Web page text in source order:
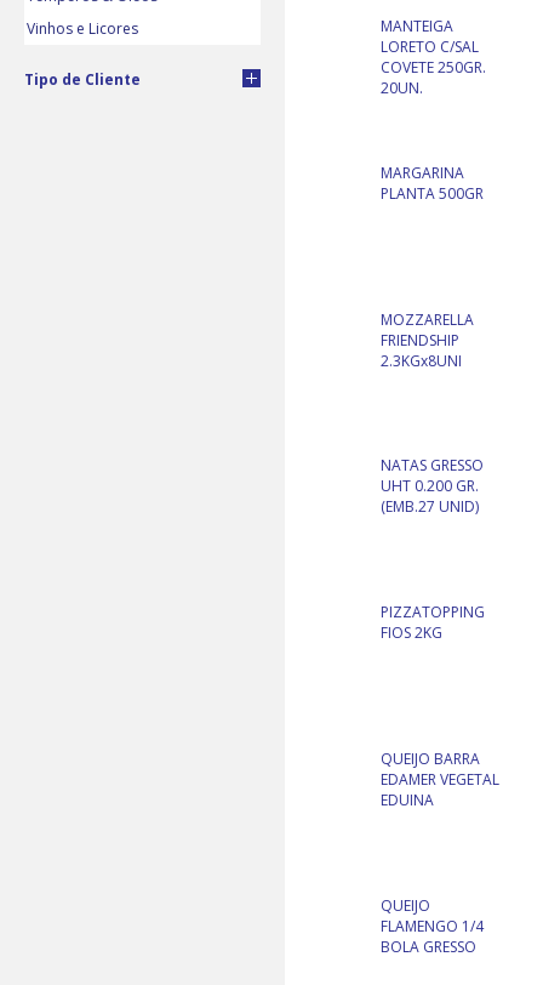
Vinhos e Licores
Tipo de Cliente
MANTEIGA
LORETO C/SAL
COVETE 250GR.
20UN.
MARGARINA
PLANTA 500GR
MOZZARELLA
FRIENDSHIP
2.3KGx8UNI
NATAS GRESSO
UHT 0.200 GR.
(EMB.27 UNID)
PIZZATOPPING
FIOS 2KG
QUEIJO BARRA
EDAMER VEGETAL
EDUINA
QUEIJO
FLAMENGO 1/4
BOLA GRESSO